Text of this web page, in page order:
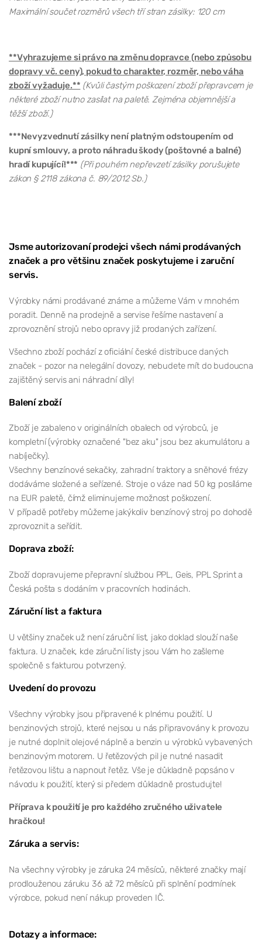
Maximální součet rozměrů všech tří stran zásilky: 120 cm
**Vyhrazujeme si právo na změnu dopravce (nebo způsobu
dopravy vč. ceny), pokud to charakter, rozměr, nebo váha
zboží vyžaduje.** (Kvůli častým poškození zboží přepravcem je
některé zboží nutno zasílat na paletě. Zejména objemnější a
těžší zboží.)
***Nevyzvednutí zásilky není platným odstoupením od
kupní smlouvy, a proto náhradu škody (poštovné a balné)
hradí kupující!*** (Při pouhém nepřevzetí zásilky porušujete
zákon § 2118 zákona č. 89/2012 Sb.)
Jsme autorizovaní prodejci všech námi prodávaných
značek a pro většinu značek poskytujeme i zaruční
servis.
Výrobky námi prodávané známe a můžeme Vám v mnohém
poradit. Denně na prodejně a servise řešíme nastavení a
zprovoznění strojů nebo opravy již prodaných zařízení.
Všechno zboží pochází z oficiální české distribuce daných
značek - pozor na nelegální dovozy, nebudete mít do budoucna
zajištěný servis ani náhradní díly!
Balení zboží
Zboží je zabaleno v originálních obalech od výrobců, je
kompletní (výrobky označené "bez aku" jsou bez akumulátoru a
nabíječky).
Všechny benzínové sekačky, zahradní traktory a sněhové frézy
dodáváme složené a seřízené. Stroje o váze nad 50 kg posíláme
na EUR paletě, čímž eliminujeme možnost poškození.
V případě potřeby můžeme jakýkoliv benzínový stroj po dohodě
zprovoznit a seřídit.
Doprava zboží:
Zboží dopravujeme přepravní službou PPL, Geis, PPL Sprint a
Česká pošta s dodáním v pracovních hodinách.
Záruční list a faktura
U většiny značek už není záruční list, jako doklad slouží naše
faktura. U značek, kde záruční listy jsou Vám ho zašleme
společně s fakturou potvrzený.
Uvedení do provozu
Všechny výrobky jsou připravené k plnému použití. U
benzinových strojů, které nejsou u nás připravovány k provozu
je nutné doplnit olejové náplně a benzin u výrobků vybavených
benzinovým motorem. U řetězových pil je nutné nasadit
řetězovou lištu a napnout řetěz. Vše je důkladně popsáno v
návodu k použití, který si předem důkladně prostudujte!
Příprava k použití je pro každého zručného uživatele
hračkou!
Záruka a servis:
Na všechny výrobky je záruka 24 měsíců, některé značky mají
prodlouženou záruku 36 až 72 měsíců při splnění podmínek
výrobce, pokud není nákup proveden IČ.
Dotazy a informace: